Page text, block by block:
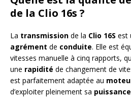
de la Clio 16s ?
La transmission de la Clio 16S est
agrément de conduite. Elle est
vitesses manuelle à cinq rapports,
une rapidité de changement de
est parfaitement adaptée au
d’exploiter pleinement sa puissance